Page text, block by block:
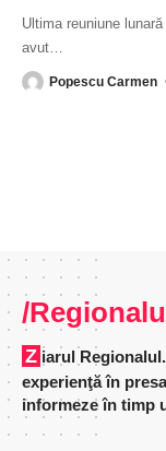
Ultima reuniune
avut
Popescu Carmen
/
Ziarul Regionalul.ro este produsul unei echipe cu
experienţă în
informeze în timp